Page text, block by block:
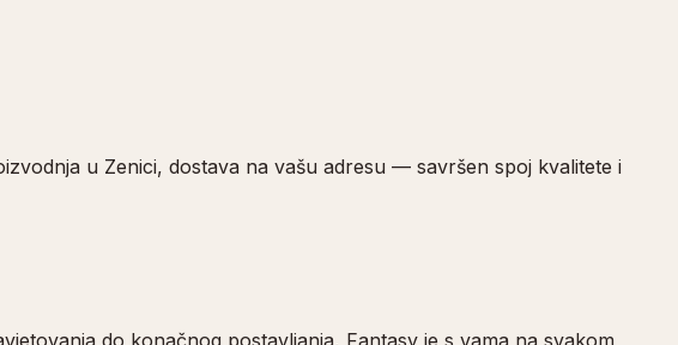
u Zenici, dostava na vašu adresu — savršen spoj kvalitete i
do konačnog postavljanja, Fantasy je s vama na svakom